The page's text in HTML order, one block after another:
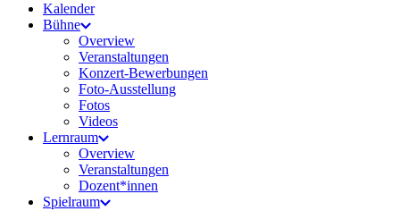
Kalender
Bühne
Overview
Veranstaltungen
Konzert-Bewerbungen
Foto-Ausstellung
Fotos
Videos
Lernraum
Overview
Veranstaltungen
Dozent*innen
Spielraum